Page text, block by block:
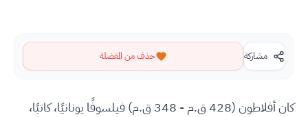
مشاركة حذف من المفضلة
كان أفلاطون (428 ق.م - 348 ق.م) فيلسوفًا يونانيًا، كاتبًا،